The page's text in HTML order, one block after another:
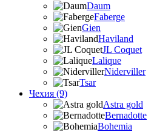
Daum
Faberge
Gien
Haviland
JL Coquet
Lalique
Niderviller
Tsar
Чехия (9)
Astra gold
Bernadotte
Bohemia